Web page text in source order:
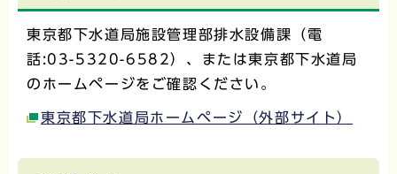
東京都下水道局施設管理部排水設備課（電
話:03-5320-6582）、または東京都下水道局
のホームページをご確認ください。
東京都下水道局ホームページ（外部サイト）